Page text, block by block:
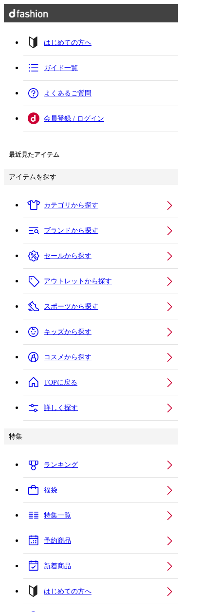
はじめての方へ
ガイド一覧
よくあるご質問
会員登録 / ログイン
最近見たアイテム
アイテムを探す
カテゴリから探す
ブランドから探す
セールから探す
アウトレットから探す
スポーツから探す
キッズから探す
コスメから探す
TOPに戻る
詳しく探す
特集
ランキング
福袋
特集一覧
予約商品
新着商品
はじめての方へ